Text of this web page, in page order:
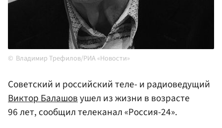
Владимир Трефилов/РИА «Новости»
Советский и российский теле- и радиоведущий
Виктор Балашовушел из жизни в возрасте
96 лет, сообщил телеканал «Россия-24».